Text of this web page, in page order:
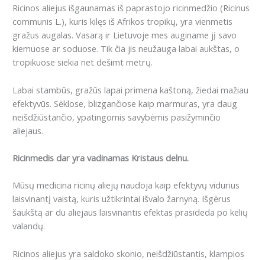
Ricinos aliejus išgaunamas iš paprastojo ricinmedžio (Ricinus
communis L.), kuris kilęs iš Afrikos tropikų, yra vienmetis
gražus augalas. Vasarą ir Lietuvoje mes auginame jį savo
kiemuose ar soduose. Tik čia jis neužauga labai aukštas, o
tropikuose siekia net dešimt metrų.
Labai stambūs, gražūs lapai primena kaštoną, žiedai mažiau
efektyvūs. Sėklose, blizgančiose kaip marmuras, yra daug
neišdžiūstančio, ypatingomis savybėmis pasižyminčio
aliejaus.
Ricinmedis dar yra vadinamas Kristaus delnu.
Mūsų medicina ricinų aliejų naudoja kaip efektyvų vidurius
laisvinantį vaistą, kuris užtikrintai išvalo žarnyną. Išgėrus
šaukštą ar du aliejaus laisvinantis efektas prasideda po kelių
valandų.
Ricinos aliejus yra saldoko skonio, neišdžiūstantis, klampios